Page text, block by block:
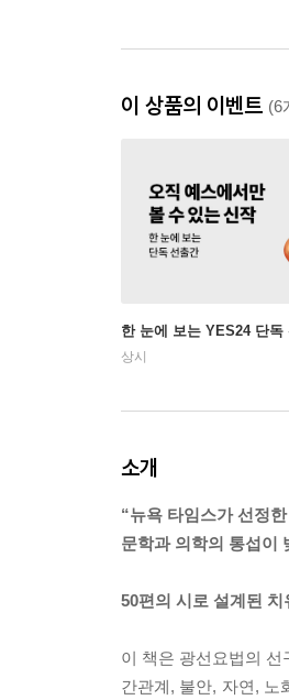
이 상품의 이벤트 (6
한 눈에 보는 YES24 단독
상시
소개
“뉴욕 타임스가 선정
문학과 의학의 통섭이
50편의 시로 설계된 치
이 책은 광선요법의
간관계, 불안, 자연, 노